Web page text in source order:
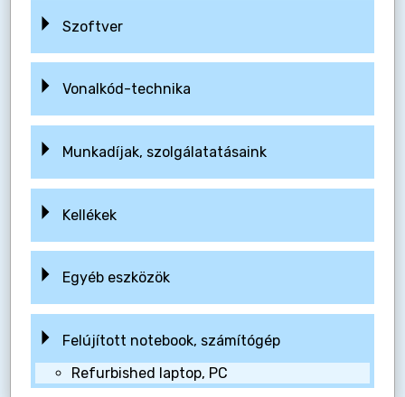
Szoftver
Vonalkód-technika
Munkadíjak, szolgálatatásaink
Kellékek
Egyéb eszközök
Felújított notebook, számítógép
Refurbished laptop, PC